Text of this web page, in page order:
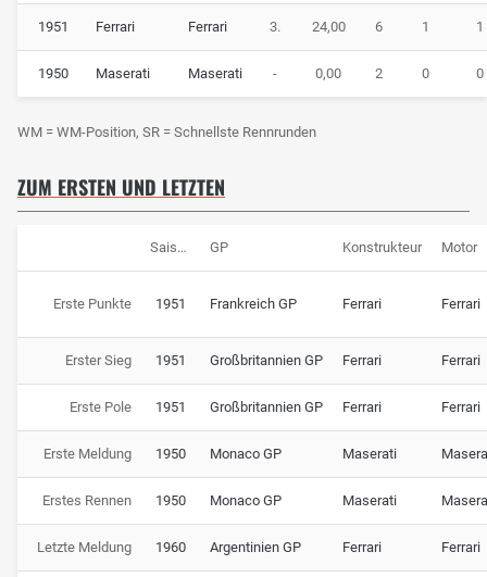
1951 Ferrari Ferrari 3. 24,00 6 1 1
1950 Maserati Maserati - 0,00 2 0 0
WM = WM-Position, SR = Schnellste Rennrunden
ZUM ERSTEN UND LETZTEN
Saison GP Konstrukteur Motor
Erste Punkte 1951 Frankreich GP Ferrari Ferrari
Erster Sieg 1951 Großbritannien GP Ferrari Ferrari
Erste Pole 1951 Großbritannien GP Ferrari Ferrari
Erste Meldung 1950 Monaco GP Maserati
Erstes Rennen 1950 Monaco GP Maserati
Letzte Meldung 1960 Argentinien GP Ferrari Ferrari